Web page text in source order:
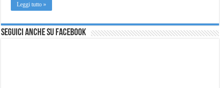
Leggi tutto »
Seguici anche su Facebook